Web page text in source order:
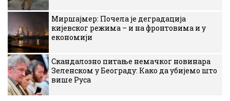
Миршајмер: Почела је деградација
кијевског режима – и на фронтовима и у
економији
Скандалозно питање немачког новинара
Зеленском у Београду: Како да убијемо што
више Руса